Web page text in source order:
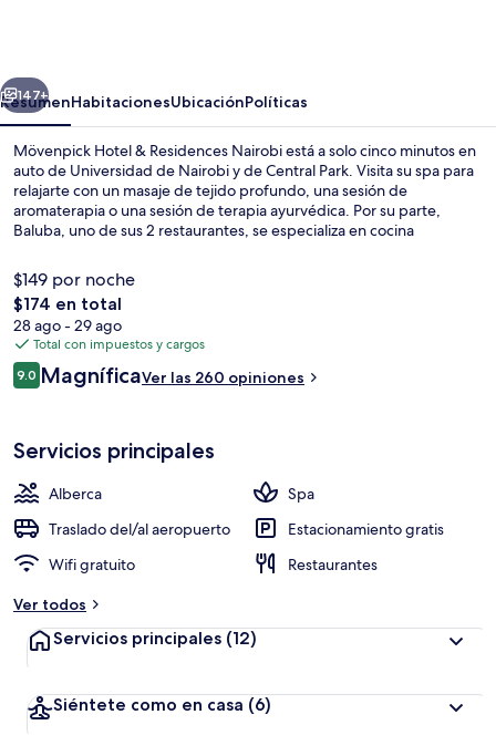
Nairobi
Siguiente
147+
ResumenHabitacionesUbicaciónPolíticas
Mövenpick Hotel & Residences Nairobi está a solo cinco minutos en
auto de Universidad de Nairobi y de Central Park. Visita su spa para
relajarte con un masaje de tejido profundo, una sesión de
aromaterapia o una sesión de terapia ayurvédica. Por su parte,
Baluba, uno de sus 2 restaurantes, se especializa en cocina
de lujo destaca por su alberca al aire libre, su bar junto a la alberca y
su sala de fitness abierta las 24 horas. A otros visitantes les encanta
el personal amable.
$149 por noche
El
precio
total
es
de
$174 en total
28 ago - 29 ago
Total con impuestos y cargos
Opiniones
9.09.0 de 10,
MagníficaVer las 260 opiniones
Servicios principales
Alberca
Spa
Traslado del/al aeropuerto
Estacionamiento gratis
Wifi gratuito
Restaurantes
Ver todos
Servicios principales (12)
Siéntete como en casa (6)